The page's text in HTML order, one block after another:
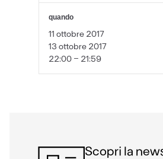
quando
11 ottobre 2017
13 ottobre 2017
22:00 - 21:59
Scopri la